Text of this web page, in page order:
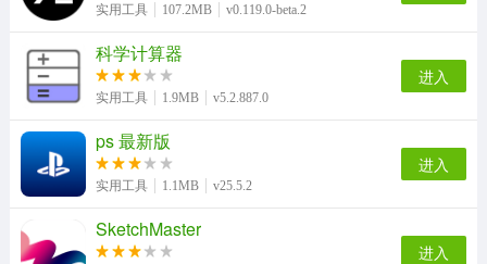
实用工具 107.2MB v0.119.0-beta.2
科学计算器
实用工具 1.9MB v5.2.887.0
进入
ps 最新版
实用工具 1.1MB v25.5.2
进入
SketchMaster
进入